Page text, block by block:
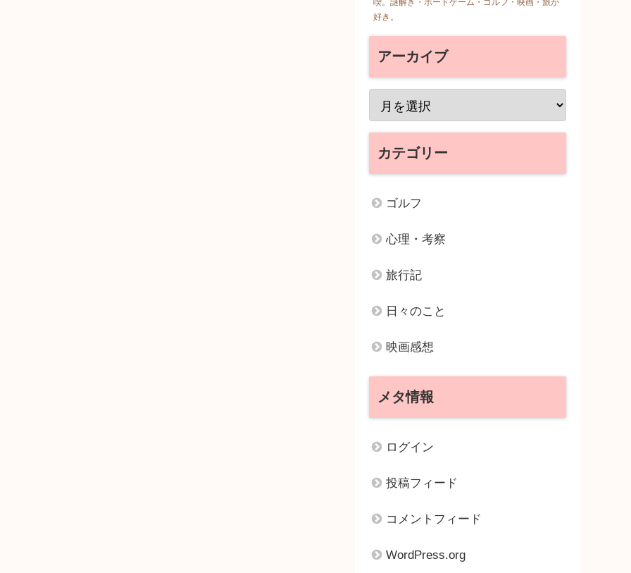
喫。謎解き・ボードゲーム・ゴルフ・映画・旅が
好き。
アーカイブ
カテゴリー
ゴルフ
心理・考察
旅行記
日々のこと
映画感想
メタ情報
ログイン
投稿フィード
コメントフィード
WordPress.org